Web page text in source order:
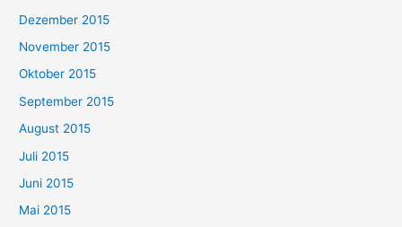
Dezember 2015
November 2015
Oktober 2015
September 2015
August 2015
Juli 2015
Juni 2015
Mai 2015